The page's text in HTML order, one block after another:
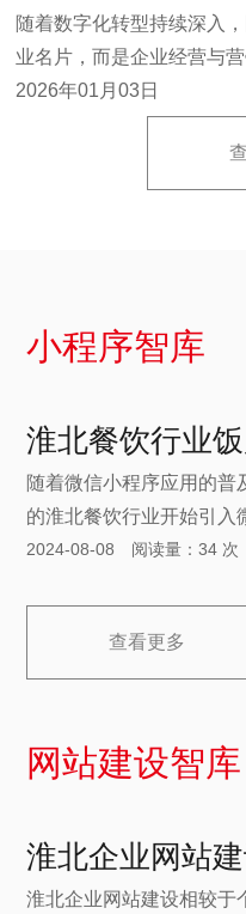
随着数字化转型持续深入
业名片，而是企业经营与
建设行业正经历哪些新变
战？本文将结合第三方机
势，帮助企业在建站路上少
2026年01月03日
小程序智库
随着微信小程序应用的普
的淮北餐饮行业开始引入
服务效率和顾客体验。顾
微信小程序如何制作开发
2024-08-08 阅读量：34 次
查看更多
网站建设智库
淮北企业网站建设相较于